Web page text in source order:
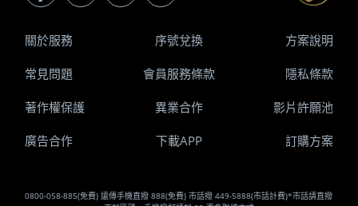
0800-058-885(免費) 遠傳手機直撥 888(免費) 市話撥 449-5888(市話計費)*市話請直撥
關於服務 序號兌換 方案說明
常見問題 會員服務條款 隱私條款
著作權保護 異業合作 影片許願池
廣告合作 下載APP 訂購方案